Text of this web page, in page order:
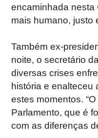
encaminhada nesta
mais humano, justo
Também ex-
noite, o secretário
diversas crises
história e enalteceu
estes momentos.
Parlamento, que é
com as diferenças